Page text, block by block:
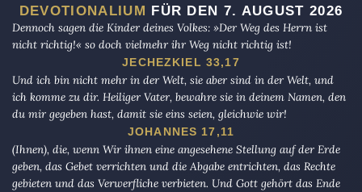
DEVOTIONALIUM FÜR DEN 7. AUGUST 2026
Dennoch sagen die Kinder deines Volkes: »Der Weg des Herrn ist
nicht richtig!« so doch vielmehr ihr Weg nicht richtig ist!
JECHEZKIEL 33,17
Und ich bin nicht mehr in der Welt, sie aber sind in der Welt, und
ich komme zu dir. Heiliger Vater, bewahre sie in deinem Namen, den
du mir gegeben hast, damit sie eins seien, gleichwie wir!
JOHANNES 17,11
(Ihnen), die, wenn Wir ihnen eine angesehene Stellung auf der Erde
geben, das Gebet verrichten und die Abgabe entrichten, das Rechte
gebieten und das Verwerfliche verbieten. Und Gott gehört das Ende